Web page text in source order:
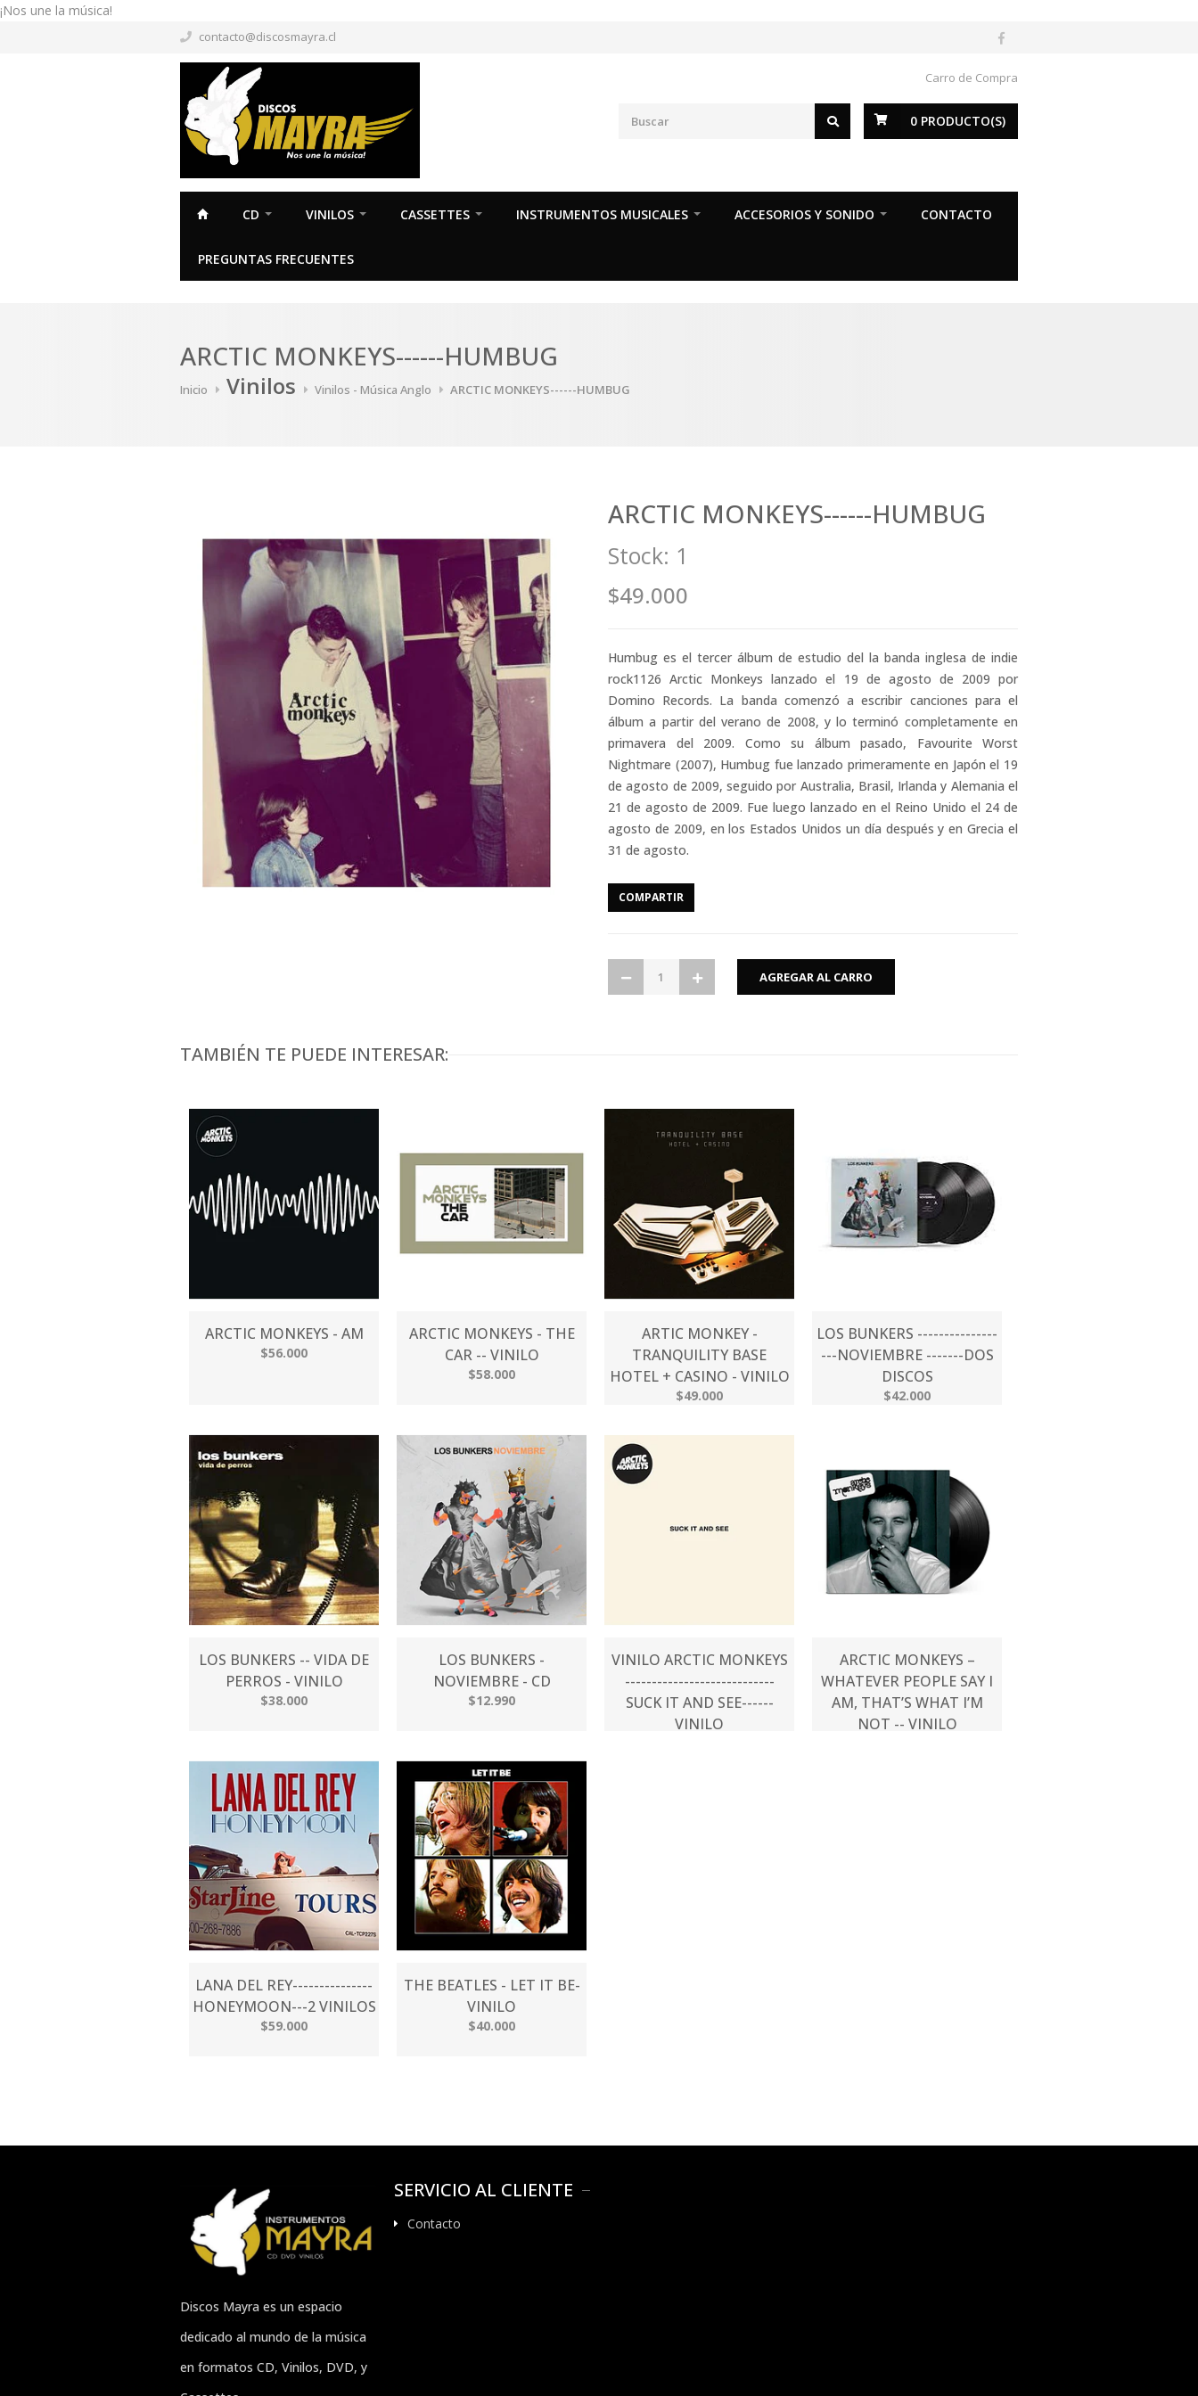
¡Nos une la música!
contacto@discosmayra.cl
Carro de Compra
0 PRODUCTO(S)
CD VINILOS CASSETTES INSTRUMENTOS MUSICALES ACCESORIOS Y SONIDO CONTACTO
PREGUNTAS FRECUENTES
ARCTIC MONKEYS------HUMBUG
Inicio Vinilos Vinilos - Música Anglo ARCTIC MONKEYS------HUMBUG
ARCTIC MONKEYS------HUMBUG
Stock: 1
$49.000
Humbug es el tercer álbum de estudio del la banda inglesa de indie
rock11​26​ Arctic Monkeys lanzado el 19 de agosto de 2009 por
Domino Records. La banda comenzó a escribir canciones para el
álbum a partir del verano de 2008, y lo terminó completamente en
primavera del 2009. Como su álbum pasado, Favourite Worst
Nightmare (2007), Humbug fue lanzado primeramente en Japón el 19
de agosto de 2009, seguido por Australia, Brasil, Irlanda y Alemania el
21 de agosto de 2009. Fue luego lanzado en el Reino Unido el 24 de
agosto de 2009, en los Estados Unidos un día después y en Grecia el
31 de agosto.
COMPARTIR
TAMBIÉN TE PUEDE INTERESAR:
ARCTIC MONKEYS - AM
$56.000
ARCTIC MONKEYS - THE
CAR -- VINILO
$58.000
ARTIC MONKEY -
TRANQUILITY BASE
HOTEL + CASINO - VINILO
$49.000
LOS BUNKERS ---------------
---NOVIEMBRE -------DOS
DISCOS
$42.000
LOS BUNKERS -- VIDA DE
PERROS - VINILO
$38.000
LOS BUNKERS -
NOVIEMBRE - CD
$12.990
VINILO ARCTIC MONKEYS
----------------------------
SUCK IT AND SEE------
VINILO
ARCTIC MONKEYS ‎–
WHATEVER PEOPLE SAY I
AM, THAT’S WHAT I’M
NOT -- VINILO
LANA DEL REY---------------
HONEYMOON---2 VINILOS
$59.000
THE BEATLES - LET IT BE-
VINILO
$40.000
Discos Mayra es un espacio
dedicado al mundo de la música
en formatos CD, Vinilos, DVD, y
SERVICIO AL CLIENTE
Contacto